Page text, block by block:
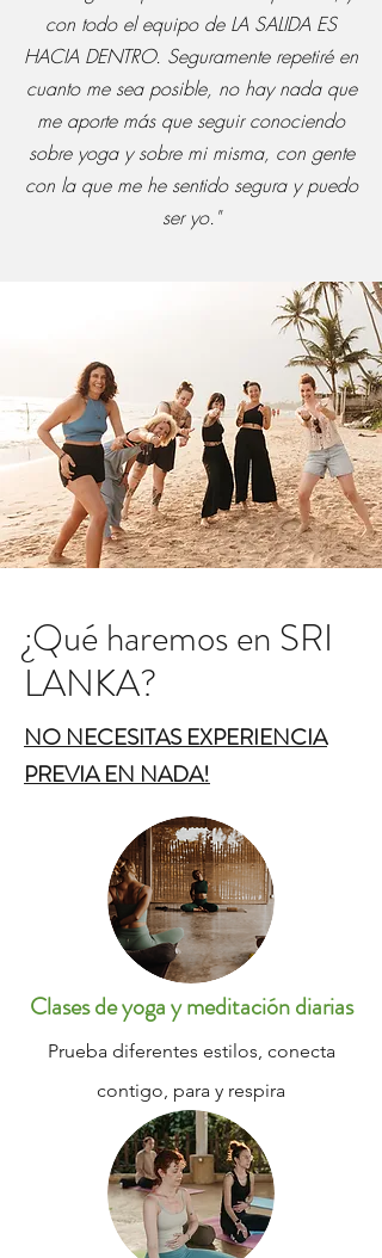
con todo el equipo de LA SALIDA ES
HACIA DENTRO. Seguramente repetiré en
cuanto me sea posible, no hay nada que
me aporte más que seguir conociendo
sobre yoga y sobre mi misma, con gente
con la que me he sentido segura y puedo
ser yo."
¿Qué haremos en SRI
LANKA?
NO NECESITAS EXPERIENCIA
PREVIA EN NADA!
Clases de yoga y meditación diarias
Prueba diferentes estilos, conecta
contigo, para y respira